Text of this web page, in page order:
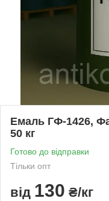
Емаль ГФ-1426,
50 кг
Готово до відправки
Тільки опт
від 130 ₴/кг